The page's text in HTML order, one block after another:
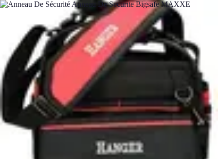
Technicien Sécurité
TendancesStratégies Bonnes Pratiques
Conseils
Technicien Sécurité